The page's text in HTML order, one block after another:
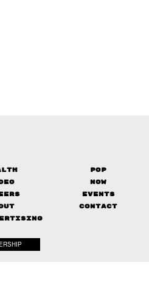
Pop
Now
Events
Contact